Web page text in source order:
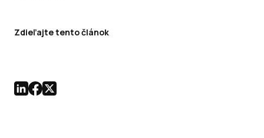
Zdieľajte tento článok